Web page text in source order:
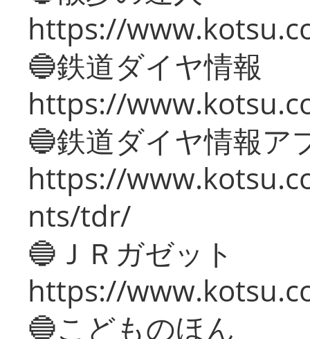
https://
🔵鉄道ダイヤ情報
https://
🔵鉄道ダイヤ情報ア
https://
nts/tdr/
🔵ＪＲガゼット
https://
🔵こどものほん